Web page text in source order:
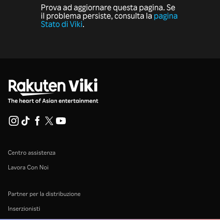
Prova ad aggiornare questa pagina. Se
il problema persiste, consulta la pagina
Stato di Viki.
Centro assistenza
Lavora Con Noi
Partner per la distribuzione
Inserzionisti